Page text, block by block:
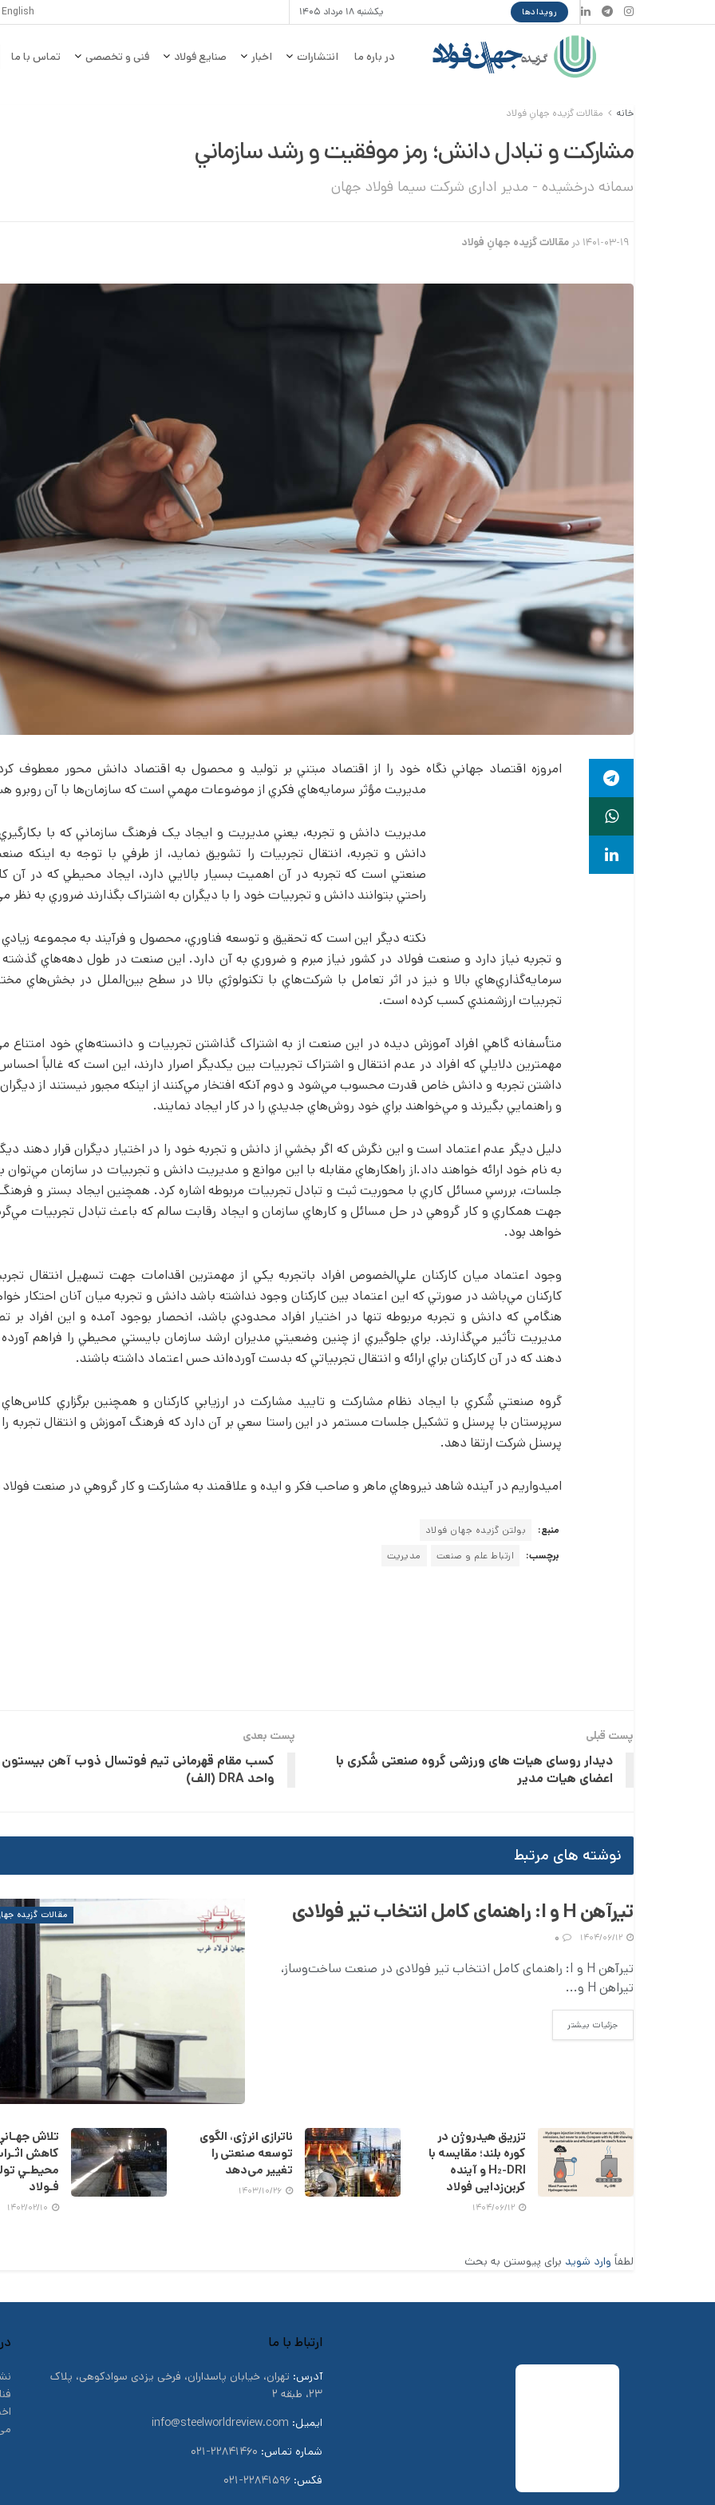
رویدادها یکشنبه ۱۸ مرداد ۱۴۰۵ English
در باره ما انتشارات اخبار صنایع فولاد فنی و تخصصی تماس با ما
خانه مقالات گزیده جهانِ فولاد
مشارکت و تبادل دانش؛ رمز موفقيت و رشد سازماني
سمانه درخشیده - مدیر اداری شرکت سیما فولاد جهان
۱۴۰۱-۰۳-۱۹ در مقالات گزیده جهانِ فولاد
امروزه اقتصاد جهاني نگاه خود را از اقتصاد مبتني بر توليد و محصول به اقتصاد دانش محور معطوف
مديريت مؤثر سرمايه‌هاي فکري از موضوعات مهمي است که سازمان‌ها با آن روبرو
مديريت دانش و تجربه، يعني مديريت و ايجاد يک فرهنگ سازماني که با
دانش و تجربه، انتقال تجربيات را تشويق نمايد، از طرفي با توجه به اينکه
صنعتي است که تجربه در آن اهميت بسيار بالايي دارد، ايجاد محيطي که در آن
راحتي بتوانند دانش و تجربيات خود را با ديگران به اشتراک بگذارند ضروري به نظر
نکته ديگر اين است که تحقيق و توسعه فناوري، محصول و فرآيند به مجموعه
و تجربه نياز دارد و صنعت فولاد در کشور نياز مبرم و ضروري به آن دارد. اين صنعت در طول دهه‌هاي
سرمايه‌گذاري‌هاي بالا و نيز در اثر تعامل با شرکت‌هاي با تکنولوژي بالا در سطح بين‌الملل در بخش‌هاي
تجربيات ارزشمندي کسب کرده است.
متأسفانه گاهي افراد آموزش ديده در اين صنعت از به اشتراک گذاشتن تجربيات و دانسته‌هاي خود امتناع
مهمترين دلايلي که افراد در عدم انتقال و اشتراک تجربيات بين يکديگر اصرار دارند، اين است که غالباً
داشتن تجربه و دانش خاص قدرت محسوب مي‌شود و دوم آنکه افتخار مي‌کنند از اينکه مجبور نيستند از
و راهنمايي بگيرند و مي‌خواهند براي خود روش‌هاي جديدي را در کار ايجاد نمايند.
دليل ديگر عدم اعتماد است و اين نگرش که اگر بخشي از دانش و تجربه خود را در اختيار ديگران قرار دهند
به نام خود ارائه خواهند داد.از راهکارهاي مقابله با اين موانع و مديريت دانش و تجربيات در سازمان مي‌توان
جلسات، بررسي مسائل کاري با محوريت ثبت و تبادل تجربيات مربوطه اشاره کرد. همچنين ايجاد بستر و
جهت همکاري و کار گروهي در حل مسائل و کارهاي سازمان و ايجاد رقابت سالم که باعث تبادل تجربيات
خواهد بود.
وجود اعتماد ميان کارکنان علي‌الخصوص افراد باتجربه يکي از مهمترين اقدامات جهت تسهيل انتقال
کارکنان مي‌باشد در صورتي که اين اعتماد بين کارکنان وجود نداشته باشد دانش و تجربه ميان آنان احتکار
هنگامي که دانش و تجربه مربوطه تنها در اختيار افراد محدودي باشد، انحصار بوجود آمده و اين افراد بر
مديريت تأثير مي‌گذارند. براي جلوگيري از چنين وضعيتي مديران ارشد سازمان بايستي محيطي را فراهم آورده
دهند که در آن کارکنان براي ارائه و انتقال تجربياتي که بدست آورده‌اند حس اعتماد داشته باشند.
گروه صنعتي شُکري با ايجاد نظام مشارکت و تاييد مشارکت در ارزيابي کارکنان و همچنين برگزاري
سرپرستان با پرسنل و تشکيل جلسات مستمر در اين راستا سعي بر آن دارد که فرهنگ آموزش و انتقال تجربه
پرسنل شرکت ارتقا دهد.
اميدواريم در آينده شاهد نيروهاي ماهر و صاحب فکر و ايده و علاقمند به مشارکت و کار گروهي در صنعت
منبع:
بولتن گزیده جهان فولاد
برچسب:
ارتباط علم و صنعت مدیریت
پست قبلی
دیدار روسای هیات های ورزشی گروه صنعتی شُکری با
اعضای هیات مدیر
پست بعدی
کسب مقام قهرمانی تیم فوتسال ذوب آهن بیستون
واحد DRA (الف)
نوشته های مرتبط
مقالات گزیده تیرآهن H و I: راهنمای کامل انتخاب تیر فولادی
تیرآهن H و I: راهنمای کامل انتخاب تیر فولادی در صنعت ساخت‌وساز،
تیراهن H و...
جزئیات بیشترDETAILS
تزریق هیدروژن در
کوره بلند؛ مقایسه با
H₂-DRI و آینده
کربن‌زدایی فولاد
ناترازی انرژی، الگوی
توسعه صنعتی را
تغییر‌ می‌دهد
۱۴۰۳/۱۰/۲۶
تلاش
کاهش
محيطـي
فـولاد
لطفاً وارد شوید برای پیوستن به بحث
ارتباط با ما
آدرس: تهران، خیابان پاسداران، فرخی یزدی سوادکوهی، پلاک
۲۳، طبقه ۲
ایمیل: info@steelworldreview.com
شماره تماس: ۲۲۸۴۱۴۶۰-۰۲۱
فکس: ۲۲۸۴۱۵۹۶-۰۲۱